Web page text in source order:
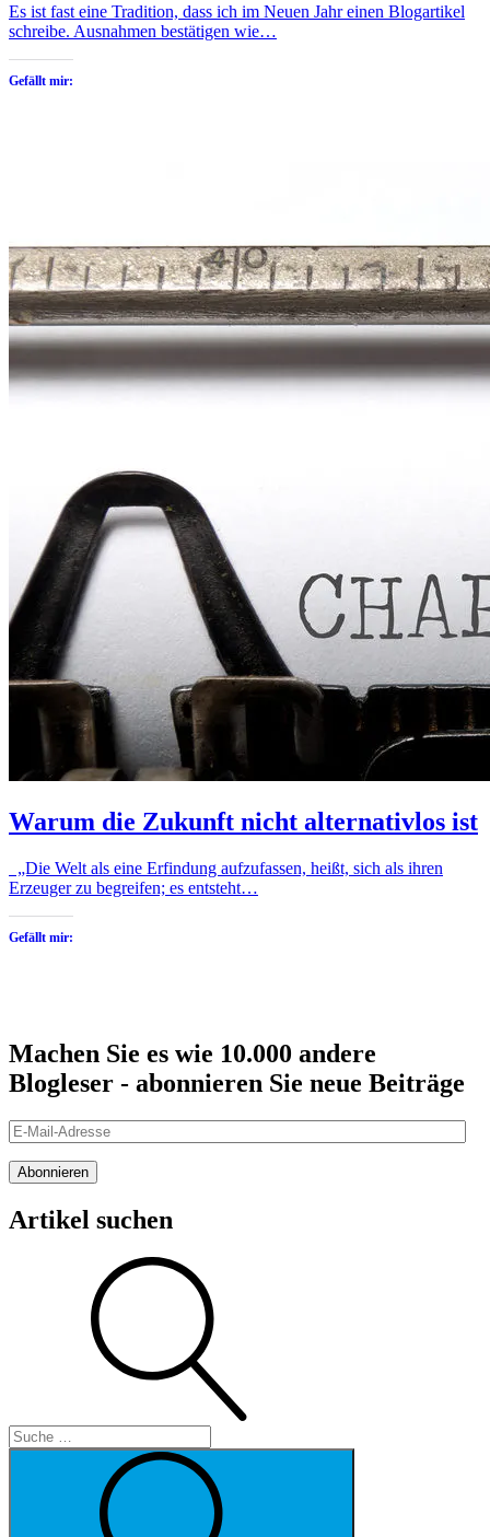
Es ist fast eine Tradition, dass ich im Neuen Jahr einen Blogartikel
schreibe. Ausnahmen bestätigen wie…
Gefällt mir:
Warum die Zukunft nicht alternativlos ist
„Die Welt als eine Erfindung aufzufassen, heißt, sich als ihren
Erzeuger zu begreifen; es entsteht…
Gefällt mir:
Machen Sie es wie 10.000 andere
Blogleser - abonnieren Sie neue Beiträge
E-
Mail-
Adresse
Abonnieren
Artikel suchen